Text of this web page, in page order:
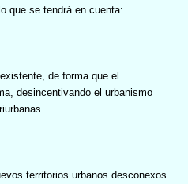
que se tendrá en cuenta:
de forma que el
desincentivando el urbanismo
territorios urbanos desconexos